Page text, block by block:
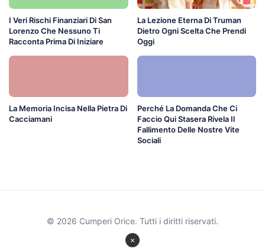
I Veri Rischi Finanziari Di San
Lorenzo Che Nessuno Ti
Racconta Prima Di Iniziare
La Lezione Eterna Di Truman
Dietro Ogni Scelta Che Prendi
Oggi
La Memoria Incisa Nella Pietra Di
Cacciamani
Perché La Domanda Che Ci
Faccio Qui Stasera Rivela Il
Fallimento Delle Nostre Vite
Sociali
×
© 2026 Cumperi Orice. Tutti i diritti riservati.